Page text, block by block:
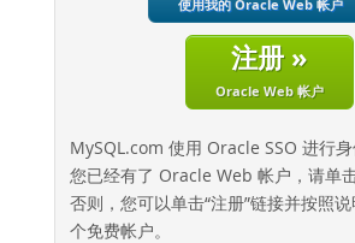
使用我的 Oracle Web 帐户
注册 »
Oracle Web 帐户
MySQL.com 使用 Oracle SSO 进行
您已经有了 Oracle Web 帐户，请单击
否则，您可以单击“注册”链接并按照
个免费帐户。